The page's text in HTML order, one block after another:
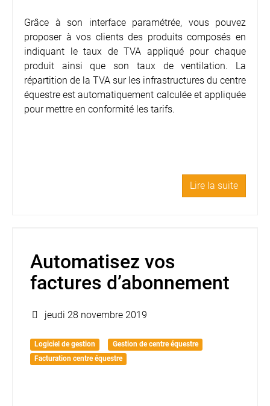
Grâce à son interface paramétrée, vous pouvez
proposer à vos clients des produits composés en
indiquant le taux de TVA appliqué pour chaque
produit ainsi que son taux de ventilation. La
répartition de la TVA sur les infrastructures du centre
équestre est automatiquement calculée et appliquée
pour mettre en conformité les tarifs.
Lire la suite
Automatisez vos
factures d’abonnement
jeudi 28 novembre 2019
Logiciel de gestion
Gestion de centre équestre
Facturation centre équestre